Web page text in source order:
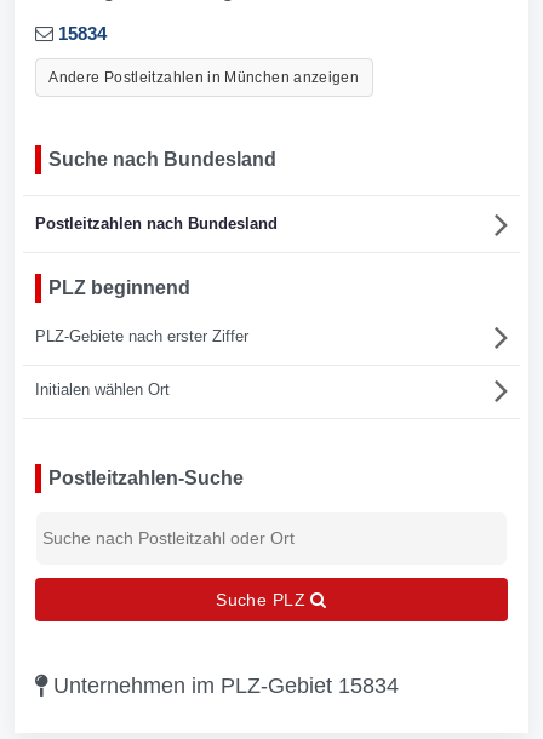
15834
Andere Postleitzahlen in München anzeigen
Suche nach Bundesland
Postleitzahlen nach Bundesland
PLZ beginnend
PLZ-Gebiete nach erster Ziffer
Initialen wählen Ort
Postleitzahlen-Suche
Suche PLZ
Unternehmen im PLZ-Gebiet 15834